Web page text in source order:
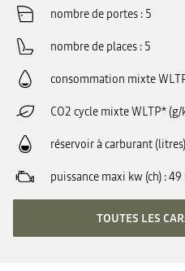
nombre de portes 5
nombre de places 5
consommation mixte
CO2 cycle mixte WLTP* (g/
réservoir à carburant (litres)
puissance maxi kw (ch) 49
TOUTES LES